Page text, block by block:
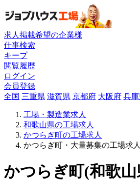
求人掲載希望の企業様
仕事検索
キープ
閲覧履歴
ログイン
会員登録
全国 三重県 滋賀県 京都府 大阪府 兵
工場・製造業求人
和歌山県の工場求人
かつらぎ町の工場求人
かつらぎ町・大量募集の工場求人
かつらぎ町(和歌